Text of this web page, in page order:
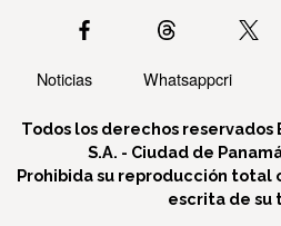
Noticias Whatsappcri
Todos los derechos reservados
S.A. - Ciudad de
Prohibida su reproducción total
escrita de su